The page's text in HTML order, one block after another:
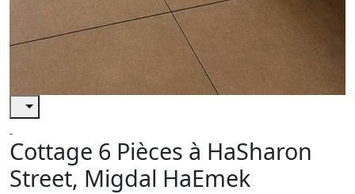
Cottage 6 Pièces à HaSharon
Street, Migdal HaEmek